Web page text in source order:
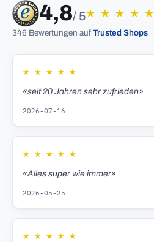
4,8/ 5★ ★ ★ ★ ★
346 Bewertungen auf Trusted Shops
★ ★ ★ ★ ★
«seit 20 Jahren sehr zufrieden»
2026-07-16
★ ★ ★ ★ ★
«Alles super wie immer»
2026-05-25
★ ★ ★ ★ ★